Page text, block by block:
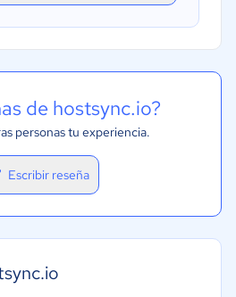
de hostsync.io?
personas tu experiencia.
Escribir reseña